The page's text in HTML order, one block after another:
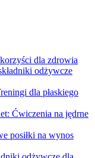
dla zdrowia
odżywcze
dla płaskiego
Ćwiczenia na jędrne
posiłki na wynos